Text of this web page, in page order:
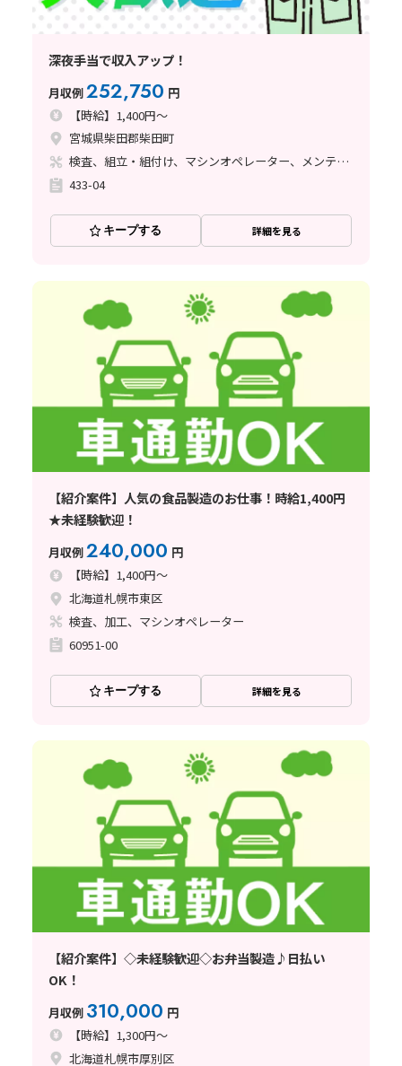
深夜手当で収入アップ！
月収例252,750 円
【時給】1,400円～
宮城県柴田郡柴田町
検査、組立・組付け、マシンオペレーター、メンテナンス・保全、立ち作業
433-04
キープする 詳細を見る
【紹介案件】人気の食品製造のお仕事！時給1,400円
★未経験歓迎！
月収例240,000 円
【時給】1,400円～
北海道札幌市東区
検査、加工、マシンオペレーター
60951-00
キープする 詳細を見る
【紹介案件】◇未経験歓迎◇お弁当製造♪日払い
OK！
月収例 310,000 円
【時給】1,300円～
北海道札幌市厚別区